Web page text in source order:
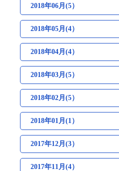
2018年06月(5）
2018年05月(4）
2018年04月(4）
2018年03月(5）
2018年02月(5）
2018年01月(1）
2017年12月(3）
2017年11月(4）